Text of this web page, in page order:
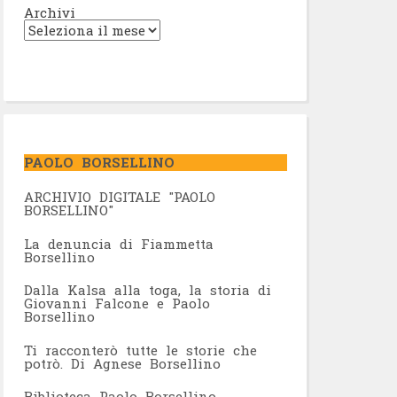
Archivi
PAOLO BORSELLINO
ARCHIVIO DIGITALE "PAOLO
BORSELLINO"
La denuncia di Fiammetta
Borsellino
Dalla Kalsa alla toga, la storia di
Giovanni Falcone e Paolo
Borsellino
Ti racconterò tutte le storie che
potrò. Di Agnese Borsellino